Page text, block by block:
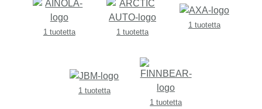
1 tuotetta 1 tuotetta
1 tuotetta
1 tuotetta
1 tuotetta